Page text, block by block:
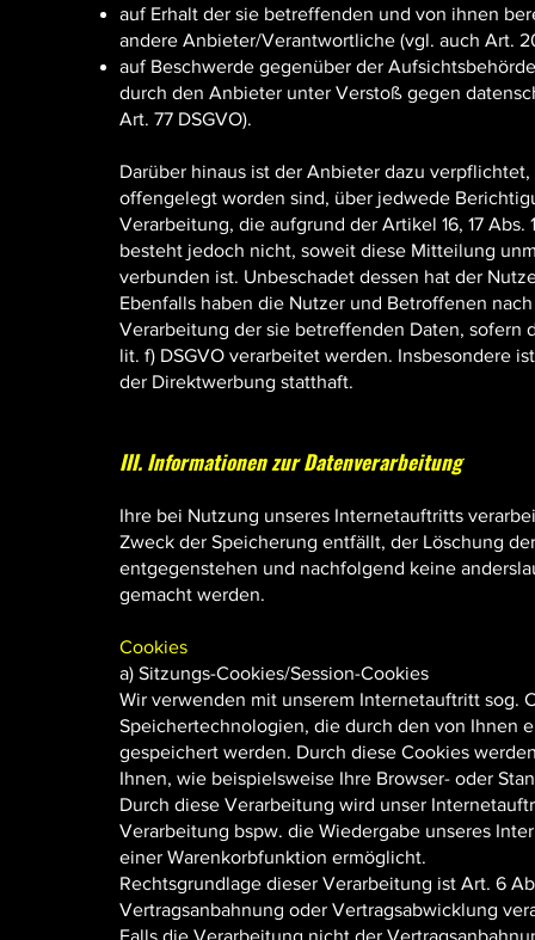
auf Erhalt der sie betreffenden und von ihnen
andere Anbieter/Verantwortliche (vgl. auch Art.
auf Beschwerde gegenüber der
durch den Anbieter unter Verstoß gegen
Art. 77 DSGVO).
Darüber hinaus ist der Anbieter dazu
offengelegt worden sind, über jedwede
Verarbeitung, die aufgrund der Artikel 16, 17
besteht jedoch nicht, soweit diese Mitteilung
verbunden ist. Unbeschadet dessen hat der
Ebenfalls haben die Nutzer und Betroffenen
Verarbeitung der sie betreffenden Daten, sofern
lit. f) DSGVO verarbeitet werden. Insbesondere
der Direktwerbung statthaft.
III. Informationen zur Datenverarbeitung
Ihre bei Nutzung unseres Internetauftritts
Zweck der Speicherung entfällt, der Löschung
entgegenstehen und nachfolgend keine
gemacht werden.
Cookies
a) Sitzungs-Cookies/Session-Cookies
Wir verwenden mit unserem Internetauftritt sog.
Speichertechnologien, die durch den von Ihnen
gespeichert werden. Durch diese Cookies
Ihnen, wie beispielsweise Ihre Browser- oder
Durch diese Verarbeitung wird unser
Verarbeitung bspw. die Wiedergabe unseres
einer Warenkorbfunktion ermöglicht.
Rechtsgrundlage dieser Verarbeitung ist Art. 6
Vertragsanbahnung oder Vertragsabwicklung
Falls die Verarbeitung nicht der